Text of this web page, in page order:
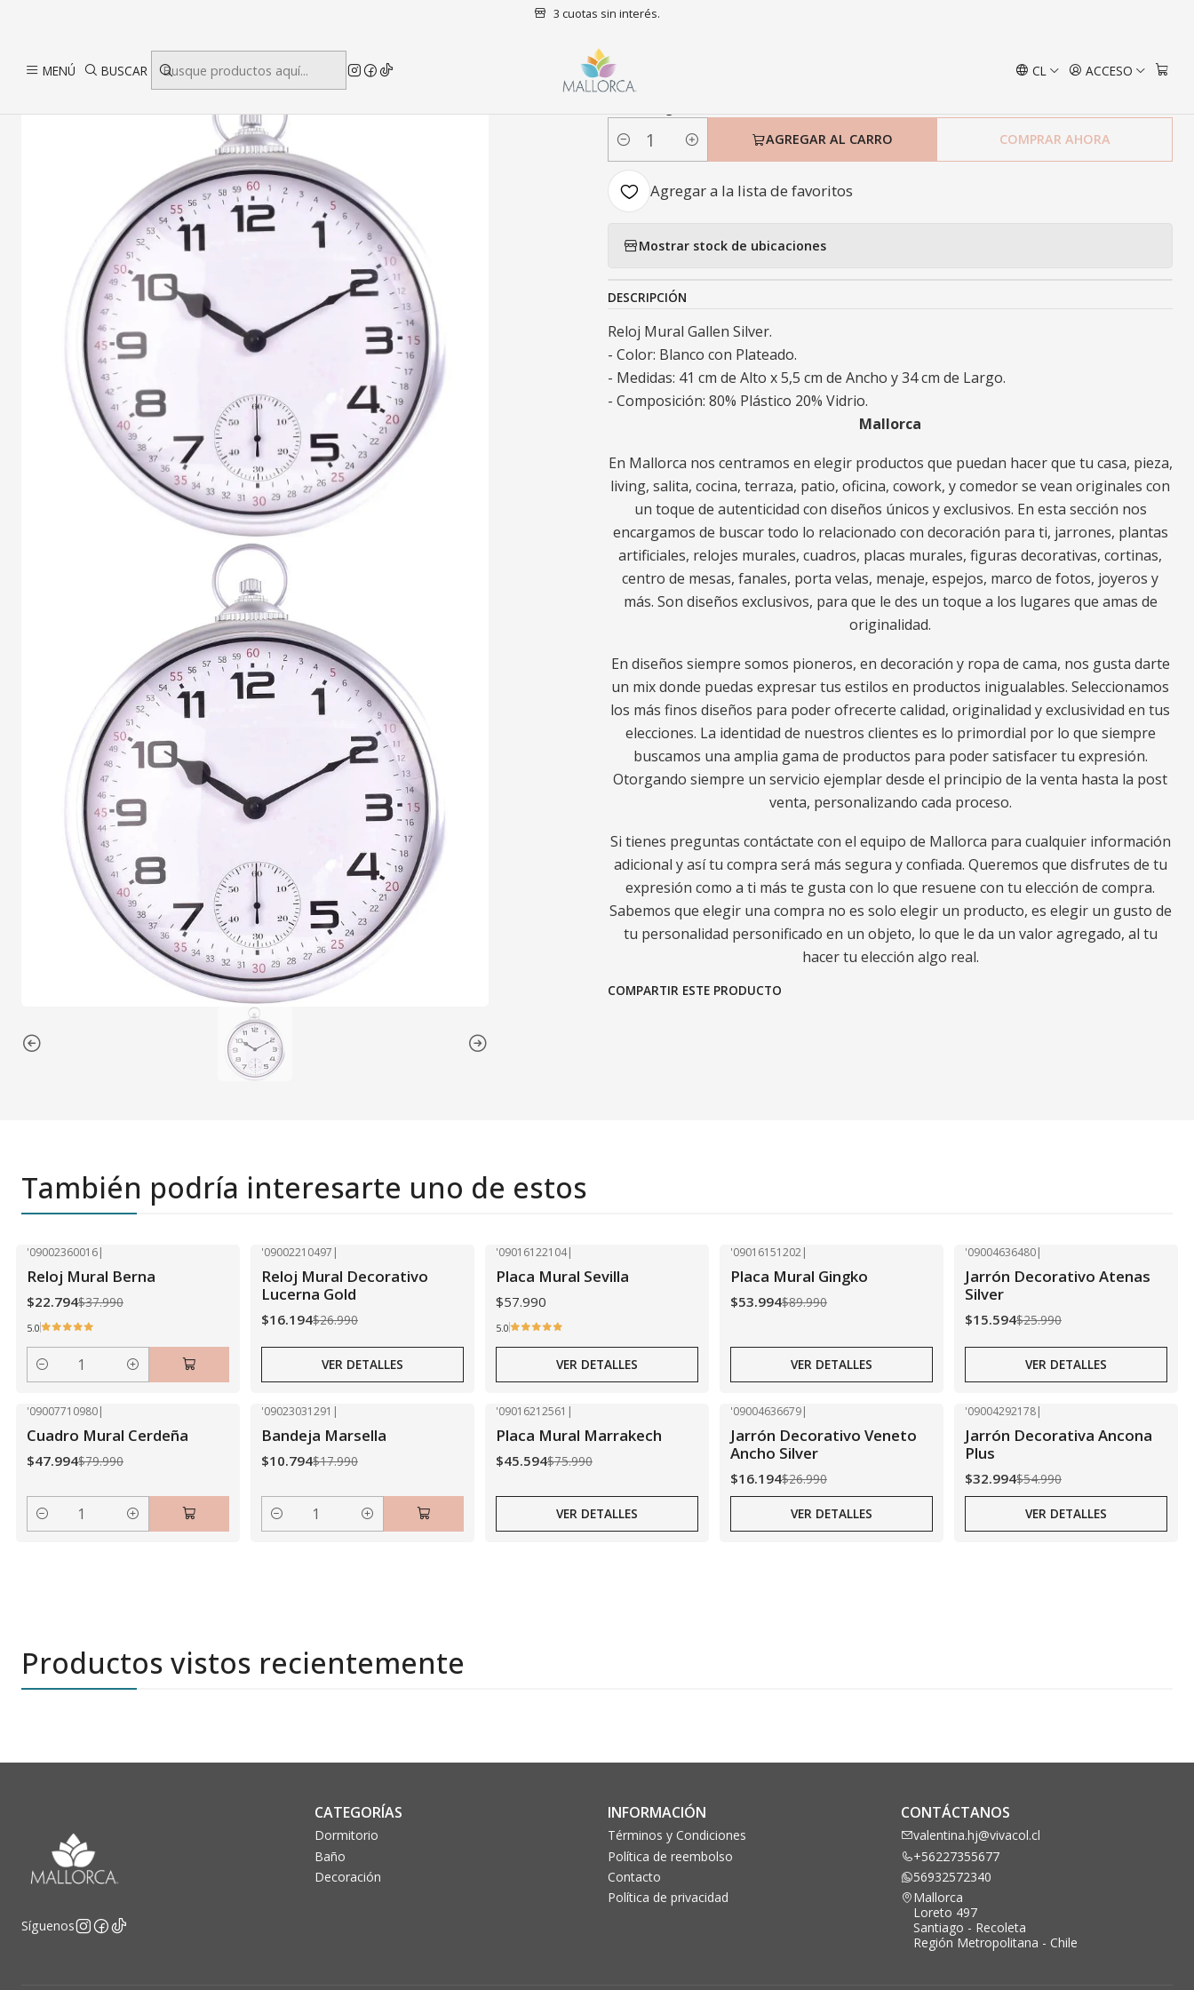
MENÚ BUSCAR CL ACCESO
3 cuotas sin interés.
Decoración Relojes Reloj Mural Gallen Silver
|
Reloj Mural Gallen Silver
Cantidad
AGREGAR AL CARRO COMPRAR AHORA
Agregar a la lista de favoritos
Mostrar stock de ubicaciones
DESCRIPCIÓN
Reloj Mural Gallen Silver.
- Color: Blanco con Plateado.
- Medidas: 41 cm de Alto x 5,5 cm de Ancho y 34 cm de Largo.
- Composición: 80% Plástico 20% Vidrio.
Mallorca
En Mallorca nos centramos en elegir productos que puedan hacer que tu casa, pieza,
living, salita, cocina, terraza, patio, oficina, cowork, y comedor se vean originales con
un toque de autenticidad con diseños únicos y exclusivos. En esta sección nos
encargamos de buscar todo lo relacionado con decoración para ti, jarrones, plantas
artificiales, relojes murales, cuadros, placas murales, figuras decorativas, cortinas,
centro de mesas, fanales, porta velas, menaje, espejos, marco de fotos, joyeros y
más. Son diseños exclusivos, para que le des un toque a los lugares que amas de
originalidad.
En diseños siempre somos pioneros, en decoración y ropa de cama, nos gusta darte
un mix donde puedas expresar tus estilos en productos inigualables. Seleccionamos
los más finos diseños para poder ofrecerte calidad, originalidad y exclusividad en tus
elecciones. La identidad de nuestros clientes es lo primordial por lo que siempre
buscamos una amplia gama de productos para poder satisfacer tu expresión.
Otorgando siempre un servicio ejemplar desde el principio de la venta hasta la post
venta, personalizando cada proceso.
Si tienes preguntas contáctate con el equipo de Mallorca para cualquier información
adicional y así tu compra será más segura y confiada. Queremos que disfrutes de tu
expresión como a ti más te gusta con lo que resuene con tu elección de compra.
Sabemos que elegir una compra no es solo elegir un producto, es elegir un gusto de
tu personalidad personificado en un objeto, lo que le da un valor agregado, al tu
hacer tu elección algo real.
COMPARTIR ESTE PRODUCTO
También podría interesarte uno de estos
'09002360016|
Reloj Mural Berna
$22.794$37.990
5.0
Cantidad
Agotado
'09002210497 |
Reloj Mural Decorativo
Lucerna Gold
$16.194$26.990
VER DETALLES
'09016122104|
Placa Mural Sevilla
$57.990
5.0
VER DETALLES
'09016151202|
Placa Mural Gingko
$53.994$89.990
VER DETALLES
Agotado
'09004636480|
Jarrón Decorativo Atenas
Silver
$15.594$25.990
VER DETALLES
'09007710980|
Cuadro Mural Cerdeña
$47.994$79.990
Cantidad
'09023031291 |
Bandeja Marsella
$10.794$17.990
Cantidad
Agotado
'09016212561 |
Placa Mural Marrakech
$45.594$75.990
VER DETALLES
Agotado
'09004636679|
Jarrón Decorativo Veneto
Ancho Silver
$16.194$26.990
VER DETALLES
Agotado
'09004292178|
Jarrón Decorativa Ancona
Plus
$32.994$54.990
VER DETALLES
Productos vistos recientemente
Síguenos
CATEGORÍAS
Dormitorio
Baño
Decoración
INFORMACIÓN
Términos y Condiciones
Política de reembolso
Contacto
Política de privacidad
CONTÁCTANOS
valentina.hj@vivacol.cl
+56227355677
56932572340
Mallorca
Loreto 497
Santiago - Recoleta
Región Metropolitana - Chile